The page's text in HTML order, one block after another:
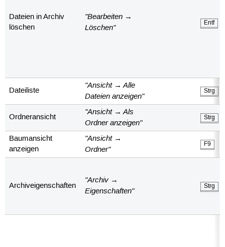
Dateien in Archiv
löschen
"Bearbeiten →
Löschen"
Entf
Dateiliste
"Ansicht → Alle
Dateien anzeigen"
Strg
Ordneransicht
"Ansicht → Als
Ordner anzeigen"
Strg
Baumansicht
anzeigen
"Ansicht →
Ordner"
F9
Archiveigenschaften
"Archiv →
Eigenschaften"
Strg